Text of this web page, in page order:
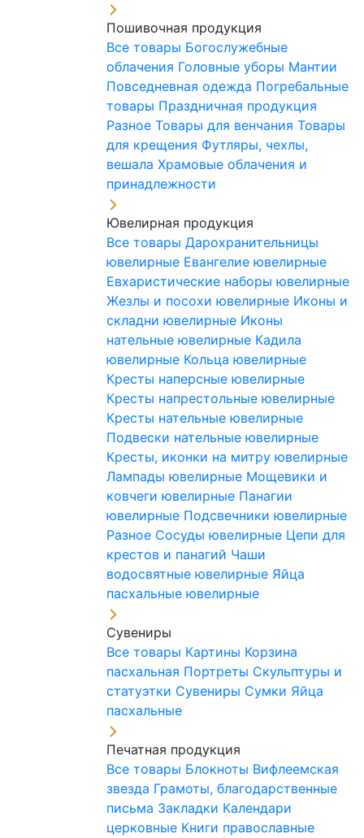
Пошивочная продукция
Все товары Богослужебные
облачения Головные уборы Мантии
Повседневная одежда Погребальные
товары Праздничная продукция
Разное Товары для венчания Товары
для крещения Футляры, чехлы,
вешала Храмовые облачения и
принадлежности
Ювелирная продукция
Все товары Дарохранительницы
ювелирные Евангелие ювелирные
Евхаристические наборы ювелирные
Жезлы и посохи ювелирные Иконы и
складни ювелирные Иконы
нательные ювелирные Кадила
ювелирные Кольца ювелирные
Кресты наперсные ювелирные
Кресты напрестольные ювелирные
Кресты нательные ювелирные
Подвески нательные ювелирные
Кресты, иконки на митру ювелирные
Лампады ювелирные Мощевики и
ковчеги ювелирные Панагии
ювелирные Подсвечники ювелирные
Разное Сосуды ювелирные Цепи для
крестов и панагий Чаши
водосвятные ювелирные Яйца
пасхальные ювелирные
Сувениры
Все товары Картины Корзина
пасхальная Портреты Скульптуры и
статуэтки Сувениры Сумки Яйца
пасхальные
Печатная продукция
Все товары Блокноты Вифлеемская
звезда Грамоты, благодарственные
письма Закладки Календари
церковные Книги православные